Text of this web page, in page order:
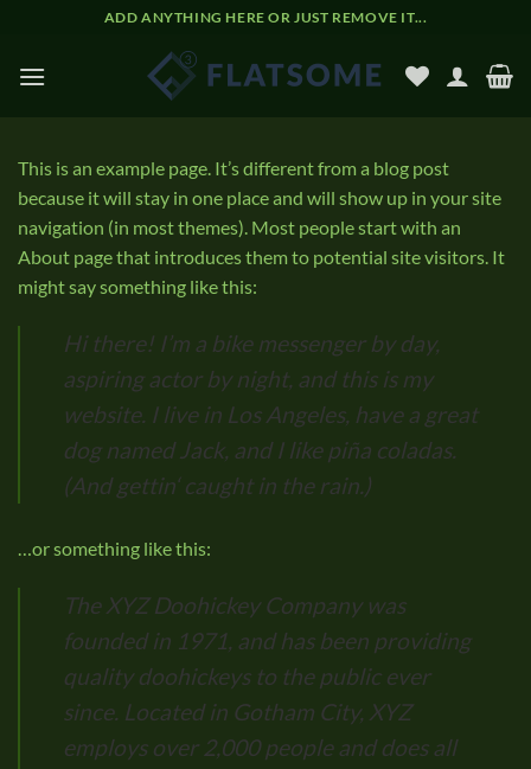
springen
ADD ANYTHING HERE OR JUST REMOVE IT...
This is an example page. It’s different from a blog post
because it will stay in one place and will show up in your site
navigation (in most themes). Most people start with an
About page that introduces them to potential site visitors. It
might say something like this:
Hi there! I’m a bike messenger by day,
aspiring actor by night, and this is my
website. I live in Los Angeles, have a great
dog named Jack, and I like piña coladas.
(And gettin‘ caught in the rain.)
…or something like this:
The XYZ Doohickey Company was
founded in 1971, and has been providing
quality doohickeys to the public ever
since. Located in Gotham City, XYZ
employs over 2,000 people and does all